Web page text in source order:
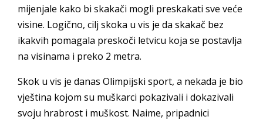
mijenjale kako bi skakači mogli preskakati sve veće
visine. Logično, cilj skoka u vis je da skakač bez
ikakvih pomagala preskoči letvicu koja se postavlja
na visinama i preko 2 metra.
Skok u vis je danas Olimpijski sport, a nekada je bio
vještina kojom su muškarci pokazivali i dokazivali
svoju hrabrost i muškost. Naime, pripadnici